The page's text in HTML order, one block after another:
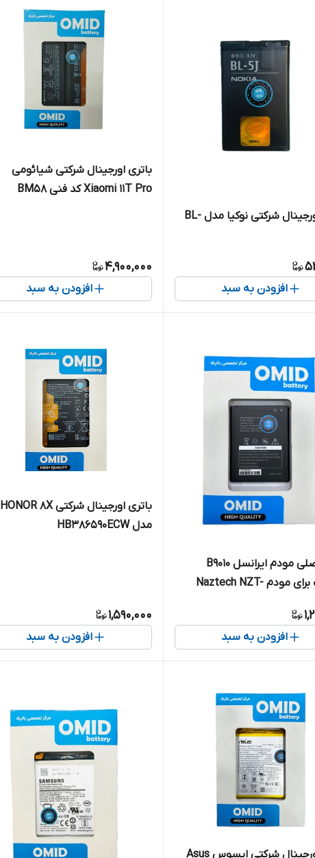
باتری اورجینال شرکتی نوکیا مدل BL-
افزودن به سبد
باتری اورجینال شرکتی شیائومی
Xiaomi 11T Pro کد فنی BM58
4,900,000
افزودن به سبد
باتری اصلی مودم ایرانسل B9010
مناسب برای مودم Naztech NZT-
افزودن به سبد
باتری اورجینال شرکتی HONOR 8X
مدل HB386590ECW
1,590,000
افزودن به سبد
باتری اورجینال شرکتی ایسوس Asus